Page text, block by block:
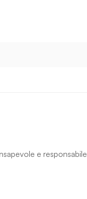
e responsabile